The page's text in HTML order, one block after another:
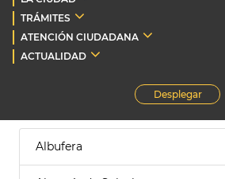
TRÁMITES
ATENCIÓN CIUDADANA
ACTUALIDAD
Desplegar
Albufera